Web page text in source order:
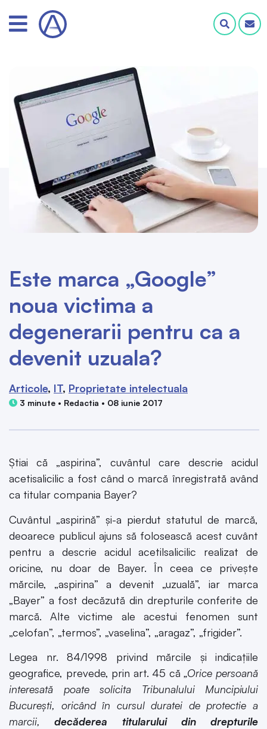
Este marca „Google”
noua victima a
degenerarii pentru ca a
devenit uzuala?
Articole IT Proprietate intelectuala
3 minute • Redactia • 08 iunie 2017
Știai că „aspirina”, cuvântul care descrie acidul
acetisalicilic a fost când o marcă înregistrată având
ca titular compania Bayer?
Cuvântul „aspirină” și-a pierdut statutul de marcă,
deoarece publicul ajuns să folosească acest cuvânt
pentru a descrie acidul acetilsalicilic realizat de
oricine, nu doar de Bayer. În ceea ce privește
mărcile, „aspirina” a devenit „uzuală”, iar marca
„Bayer” a fost decăzută din drepturile conferite de
marcă. Alte victime ale acestui fenomen sunt
„celofan”, „termos”, „vaselina”, „aragaz”, „frigider”.
Legea nr. 84/1998 privind mărcile și indicațiile
geografice, prevede, prin art. 45 că „Orice persoană
interesată poate solicita Tribunalului Muncipiului
București, oricând în cursul duratei de protectie a
marcii, decăderea titularului din drepturile